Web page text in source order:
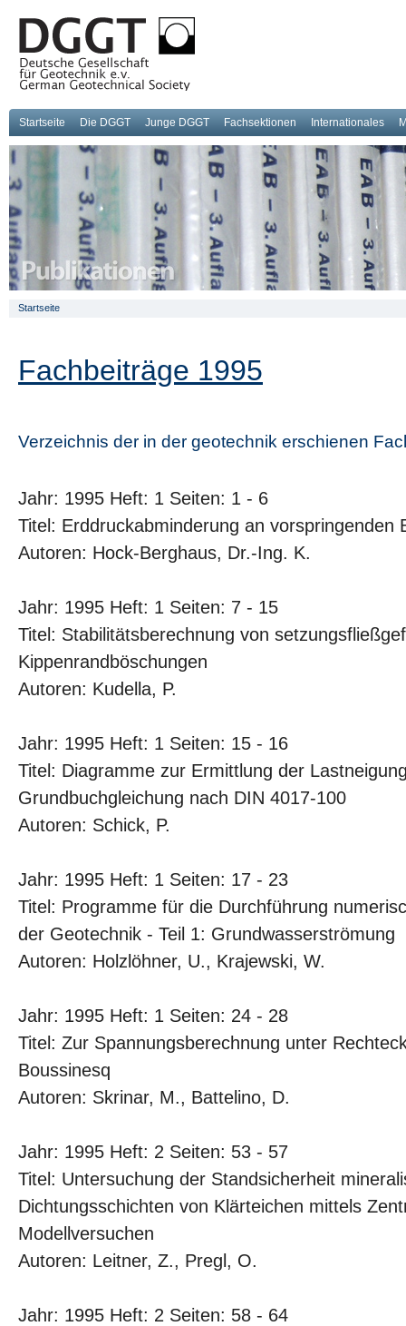
Startseite Die DGGT Junge DGGT Fachsektionen Internationales
Startseite
Fachbeiträge 1995
Verzeichnis der in der geotechnik erschienen
Jahr: 1995 Heft: 1 Seiten: 1 - 6
Titel: Erddruckabminderung an vorspringenden
Autoren: Hock-Berghaus, Dr.-Ing. K.
Jahr: 1995 Heft: 1 Seiten: 7 - 15
Titel: Stabilitätsberechnung von
Kippenrandböschungen
Autoren: Kudella, P.
Jahr: 1995 Heft: 1 Seiten: 15 - 16
Titel: Diagramme zur Ermittlung der
Grundbuchgleichung nach DIN 4017-100
Autoren: Schick, P.
Jahr: 1995 Heft: 1 Seiten: 17 - 23
Titel: Programme für die Durchführung
der Geotechnik - Teil 1: Grundwasserströmung
Autoren: Holzlöhner, U., Krajewski, W.
Jahr: 1995 Heft: 1 Seiten: 24 - 28
Titel: Zur Spannungsberechnung unter
Boussinesq
Autoren: Skrinar, M., Battelino, D.
Jahr: 1995 Heft: 2 Seiten: 53 - 57
Titel: Untersuchung der Standsicherheit
Dichtungsschichten von Klärteichen mittels
Modellversuchen
Autoren: Leitner, Z., Pregl, O.
Jahr: 1995 Heft: 2 Seiten: 58 - 64